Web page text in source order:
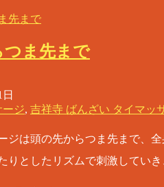
つま先まで
ージ, 吉祥寺 ばんざい タイマッ
ジは頭の先からつま先まで、
りとしたリズムで刺激してい